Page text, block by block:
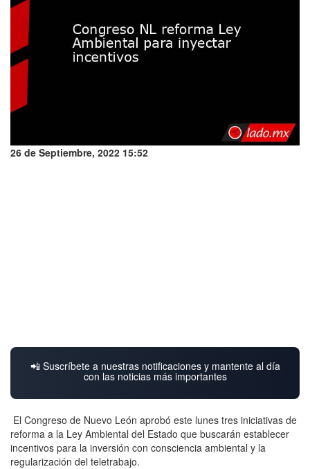
26 de Septiembre, 2022 15:52
📲 Suscríbete a nuestras notificaciones y mantente al día
con las noticias más importantes
El Congreso de Nuevo León aprobó este lunes tres iniciativas de
reforma a la Ley Ambiental del Estado que buscarán establecer
incentivos para la inversión con consciencia ambiental y la
regularización del teletrabajo.